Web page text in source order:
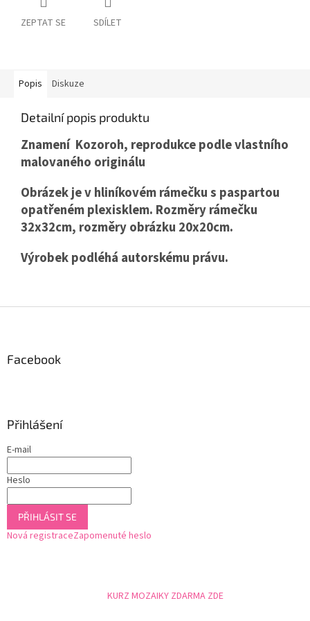
ZEPTAT SE SDÍLET
Popis Diskuze
Detailní popis produktu
Znamení Kozoroh, reprodukce podle vlastního
malovaného originálu
Obrázek je v hliníkovém rámečku s paspartou
opatřeném plexisklem. Rozměry rámečku
32x32cm, rozměry obrázku 20x20cm.
Výrobek podléhá autorskému právu.
Facebook
Přihlášení
E-mail
Heslo
PŘIHLÁSIT SE
Nová registraceZapomenuté heslo
KURZ MOZAIKY ZDARMA ZDE